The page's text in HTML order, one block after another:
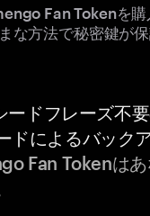
Fan Tokenを購
な方法で秘密鍵が保
ードフレーズ不
ドによるバック
Fan Tokenは